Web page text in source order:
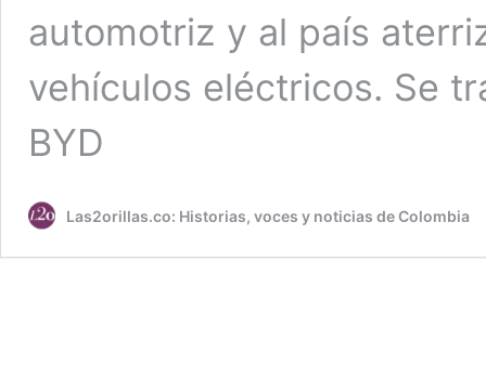
automotriz y al país
vehículos eléctricos. Se
BYD
Las2orillas.co: Historias, voces y noticias de Colombia